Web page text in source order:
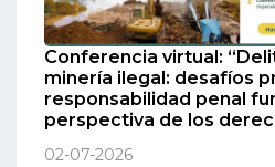
Conferencia virtual:
minería ilegal: desafíos
responsabilidad penal
perspectiva de los
02-07-2026